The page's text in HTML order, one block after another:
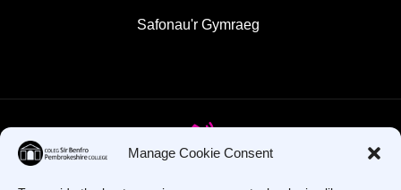
Manage Cookie Consent
Safonau'r Gymraeg